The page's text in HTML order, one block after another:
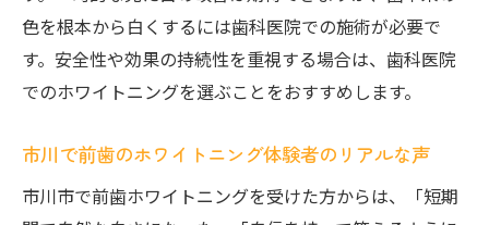
色を根本から白くするには歯科医院での施術が必要で
す。安全性や効果の持続性を重視する場合は、歯科医院
でのホワイトニングを選ぶことをおすすめします。
市川で前歯のホワイトニング体験者のリアルな声
市川市で前歯ホワイトニングを受けた方からは、「短期